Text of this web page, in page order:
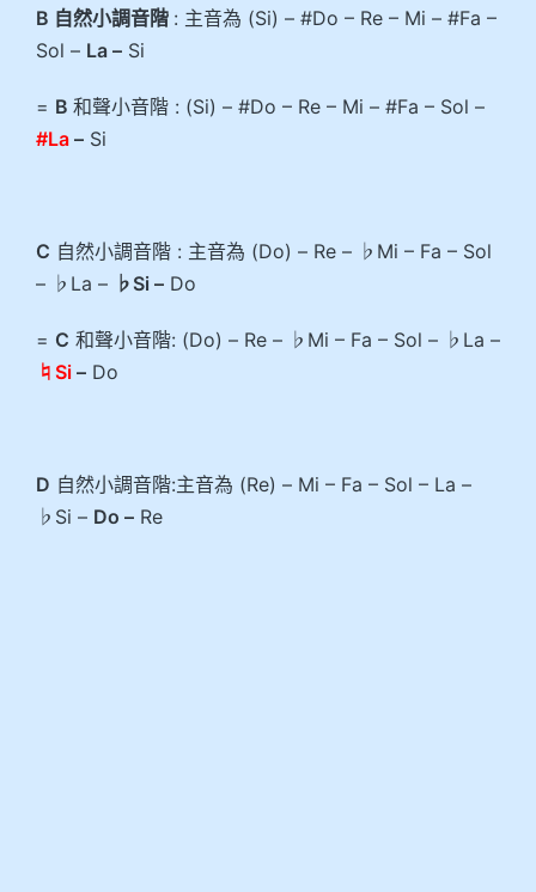
B 自然小調音階 : 主音為 (Si) – #Do – Re – Mi – #Fa –
Sol – La – Si
= B 和聲小音階 : (Si) – #Do – Re – Mi – #Fa – Sol –
#La – Si
C 自然小調音階 : 主音為 (Do) – Re – ♭Mi – Fa – Sol
– ♭La – ♭Si – Do
= C 和聲小音階: (Do) – Re – ♭Mi – Fa – Sol – ♭La –
♮Si – Do
D 自然小調音階:主音為 (Re) – Mi – Fa – Sol – La –
♭Si – Do – Re